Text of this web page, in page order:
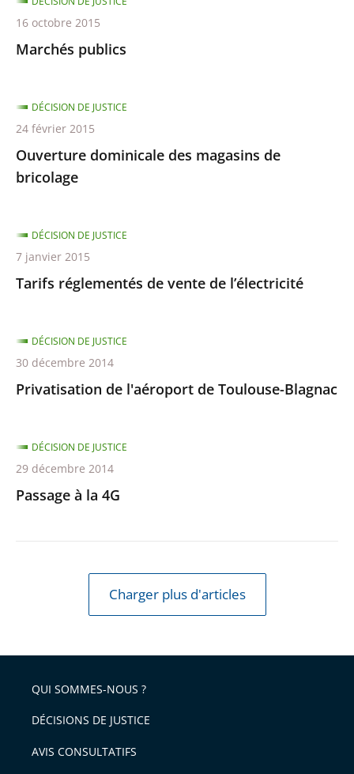
Marchés publics
16 octobre 2015
Ouverture dominicale des magasins de
bricolage
DÉCISION DE JUSTICE
24 février 2015
Tarifs réglementés de vente de l’électricité
DÉCISION DE JUSTICE
7 janvier 2015
Privatisation de l'aéroport de Toulouse-Blagnac
DÉCISION DE JUSTICE
30 décembre 2014
Passage à la 4G
DÉCISION DE JUSTICE
29 décembre 2014
Charger plus d'articles
QUI SOMMES-NOUS ?
DÉCISIONS DE JUSTICE
AVIS CONSULTATIFS